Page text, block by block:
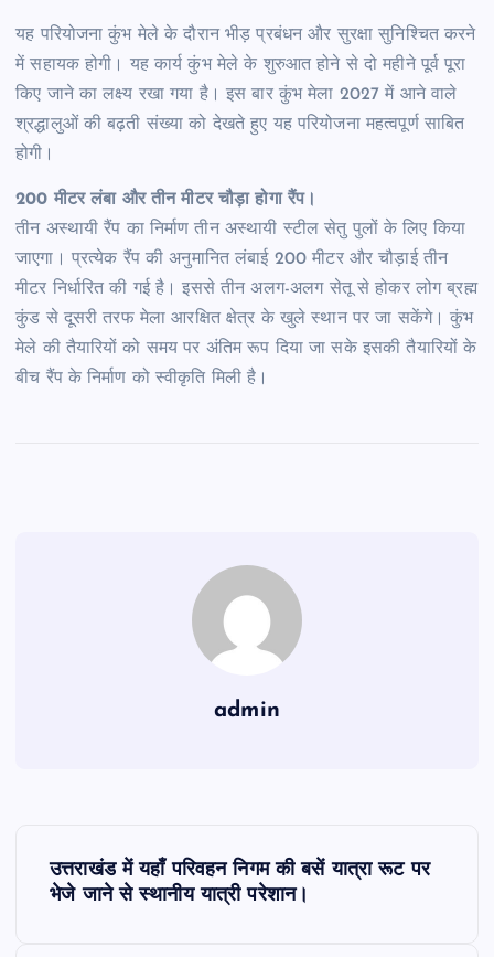
यह परियोजना कुंभ मेले के दौरान भीड़ प्रबंधन और सुरक्षा सुनिश्चित करने
में सहायक होगी। यह कार्य कुंभ मेले के शुरुआत होने से दो महीने पूर्व पूरा
किए जाने का लक्ष्य रखा गया है। इस बार कुंभ मेला 2027 में आने वाले
श्रद्धालुओं की बढ़ती संख्या को देखते हुए यह परियोजना महत्वपूर्ण साबित
होगी।
200 मीटर लंबा और तीन मीटर चौड़ा होगा रैंप।
तीन अस्थायी रैंप का निर्माण तीन अस्थायी स्टील सेतु पुलों के लिए किया
जाएगा। प्रत्येक रैंप की अनुमानित लंबाई 200 मीटर और चौड़ाई तीन
मीटर निर्धारित की गई है। इससे तीन अलग-अलग सेतू से होकर लोग ब्रह्म
कुंड से दूसरी तरफ मेला आरक्षित क्षेत्र के खुले स्थान पर जा सकेंगे। कुंभ
मेले की तैयारियों को समय पर अंतिम रूप दिया जा सके इसकी तैयारियों के
बीच रैंप के निर्माण को स्वीकृति मिली है।
admin
उत्तराखंड में यहाँ परिवहन निगम की बसें यात्रा रूट पर
भेजे जाने से स्थानीय यात्री परेशान।